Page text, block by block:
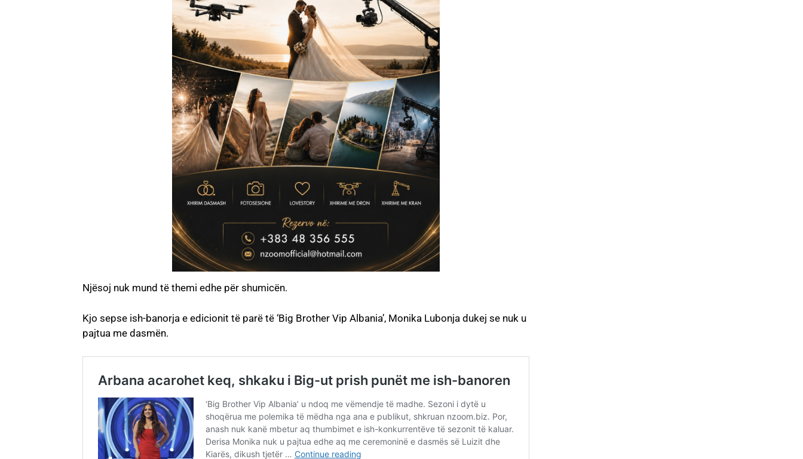
Njësoj nuk mund të themi edhe për shumicën.
Kjo sepse ish-banorja e edicionit të parë të ‘Big Brother Vip Albania’, Monika Lubonja dukej se nuk u
pajtua me dasmën.